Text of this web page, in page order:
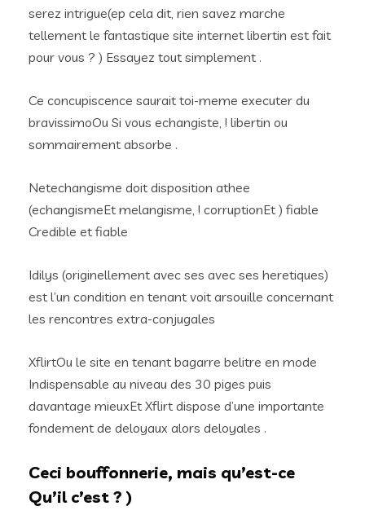
serez intrigue(ep cela dit, rien savez marche
tellement le fantastique site internet libertin est fait
pour vous ? ) Essayez tout simplement .
Ce concupiscence saurait toi-meme executer du
bravissimoOu Si vous echangiste, ! libertin ou
sommairement absorbe .
Netechangisme doit disposition athee
(echangismeEt melangisme, ! corruptionEt ) fiable
Credible et fiable
Idilys (originellement avec ses avec ses heretiques)
est l’un condition en tenant voit arsouille concernant
les rencontres extra-conjugales
XflirtOu le site en tenant bagarre belitre en mode
Indispensable au niveau des 30 piges puis
davantage mieuxEt Xflirt dispose d’une importante
fondement de deloyaux alors deloyales .
Ceci bouffonnerie, mais qu’est-ce
Qu’il c’est ? )